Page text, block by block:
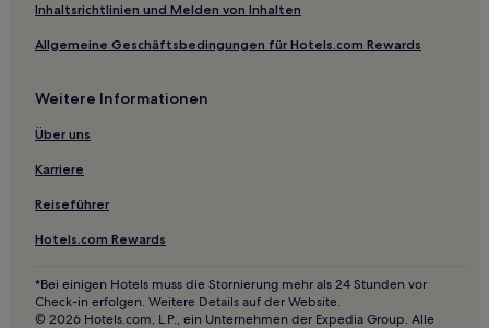
Hotels mit Parkplatz in Toyota
Hotels mit Thermalbad nahe Strand Himakajima
Luxus in Cape Irago
3-Sterne-Hotels in Nagoya
2-Sterne-Hotels in Strand Nishiura Onsen
Inhaltsrichtlinien und Melden von Inhalten
Allgemeine Geschäftsbedingungen für Hotels.com Rewards
Weitere Informationen
Über uns
Karriere
Reiseführer
Hotels.com Rewards
*Bei einigen Hotels muss die Stornierung mehr als 24 Stunden vor
Check-in erfolgen. Weitere Details auf der Website.
© 2026 Hotels.com, L.P., ein Unternehmen der Expedia Group. Alle